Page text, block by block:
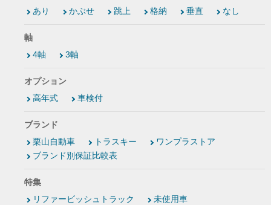
あり
かぶせ 跳上 格納 垂直 なし
軸
4軸
3軸
オプション
高年式
車検付
ブランド
栗山自動車
トラスキー
ワンプラストア
ブランド別保証比較表
特集
リファービッシュトラック
未使用車